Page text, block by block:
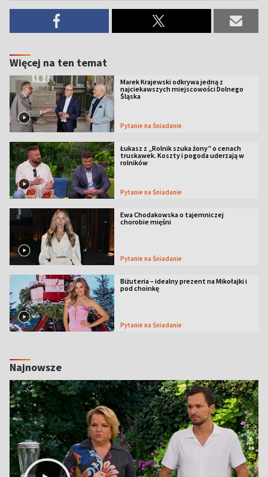
Więcej na ten temat
Marek Krajewski odkrywa jedną z
najciekawszych miejscowości Dolnego
Śląska
Pytanie na Śniadanie
Łukasz z „Rolnik szuka żony” o cenach
truskawek. Koszty i pogoda uderzają w
rolników
Pytanie na Śniadanie
Ewa Chodakowska o tajemniczej
chorobie mięśni
Pytanie na Śniadanie
Biżuteria – idealny prezent na Mikołajki i
pod choinkę
Pytanie na Śniadanie
Najnowsze